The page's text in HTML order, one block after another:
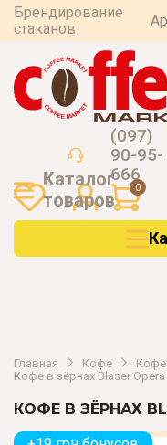
Брендирование
стаканов
(097)
90-95-
666
0
Каталог
товаров
Главная Кофе Кофе
Кофе в зёрнах Blaser Opera
КОФЕ В ЗЁРНАХ